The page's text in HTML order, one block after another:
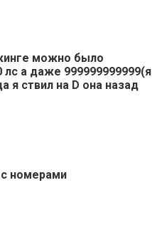
можно было
лс а даже 999999999999(я
я ствил на D она назад
номерами